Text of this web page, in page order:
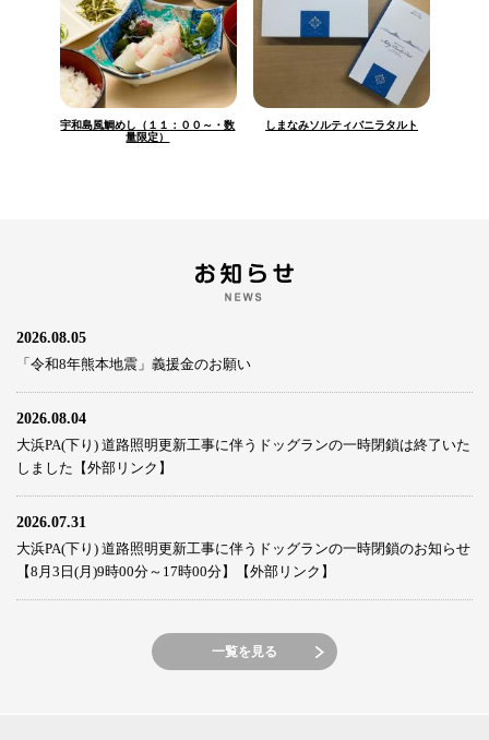
宇和島風鯛めし（１１：００～・数
量限定）
しまなみソルティバニラタルト
2026.08.05
「令和8年熊本地震」義援金のお願い
2026.08.04
大浜PA(下り) 道路照明更新工事に伴うドッグランの一時閉鎖は終了いた
しました【外部リンク】
2026.07.31
大浜PA(下り) 道路照明更新工事に伴うドッグランの一時閉鎖のお知らせ
【8月3日(月)9時00分～17時00分】【外部リンク】
一覧を見る